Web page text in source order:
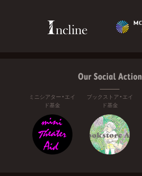
Our Social Action
ミニシアター・エイ
ド基金
ブックストア・エイ
ド基金